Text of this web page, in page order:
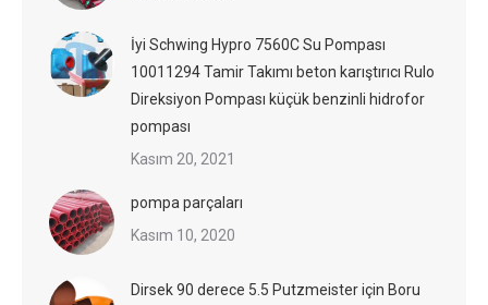
İyi Schwing Hypro 7560C Su Pompası
10011294 Tamir Takımı beton karıştırıcı Rulo
Direksiyon Pompası küçük benzinli hidrofor
pompası
Kasım 20, 2021
pompa parçaları
Kasım 10, 2020
Dirsek 90 derece 5.5 Putzmeister için Boru